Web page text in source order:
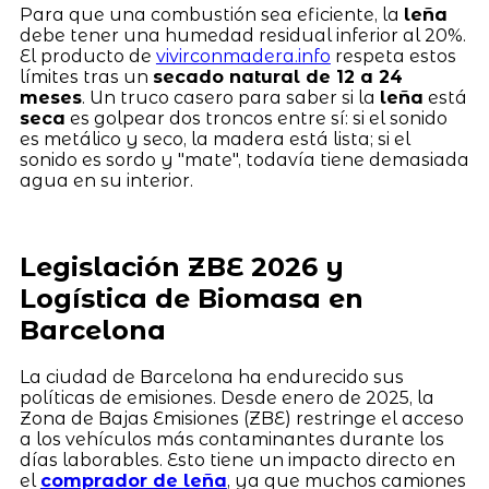
Para que una combustión sea eficiente, la leña
debe tener una humedad residual inferior al 20%.
El producto de vivirconmadera.info respeta estos
límites tras un secado natural de 12 a 24
meses. Un truco casero para saber si la leña está
seca es golpear dos troncos entre sí: si el sonido
es metálico y seco, la madera está lista; si el
sonido es sordo y "mate", todavía tiene demasiada
agua en su interior.
Legislación ZBE 2026 y
Logística de Biomasa en
Barcelona
La ciudad de Barcelona ha endurecido sus
políticas de emisiones. Desde enero de 2025, la
Zona de Bajas Emisiones (ZBE) restringe el acceso
a los vehículos más contaminantes durante los
días laborables. Esto tiene un impacto directo en
el comprador de leña, ya que muchos camiones